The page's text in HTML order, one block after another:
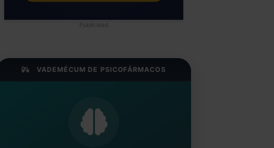
Publicidad
VADEMÉCUM DE PSICOFÁRMACOS